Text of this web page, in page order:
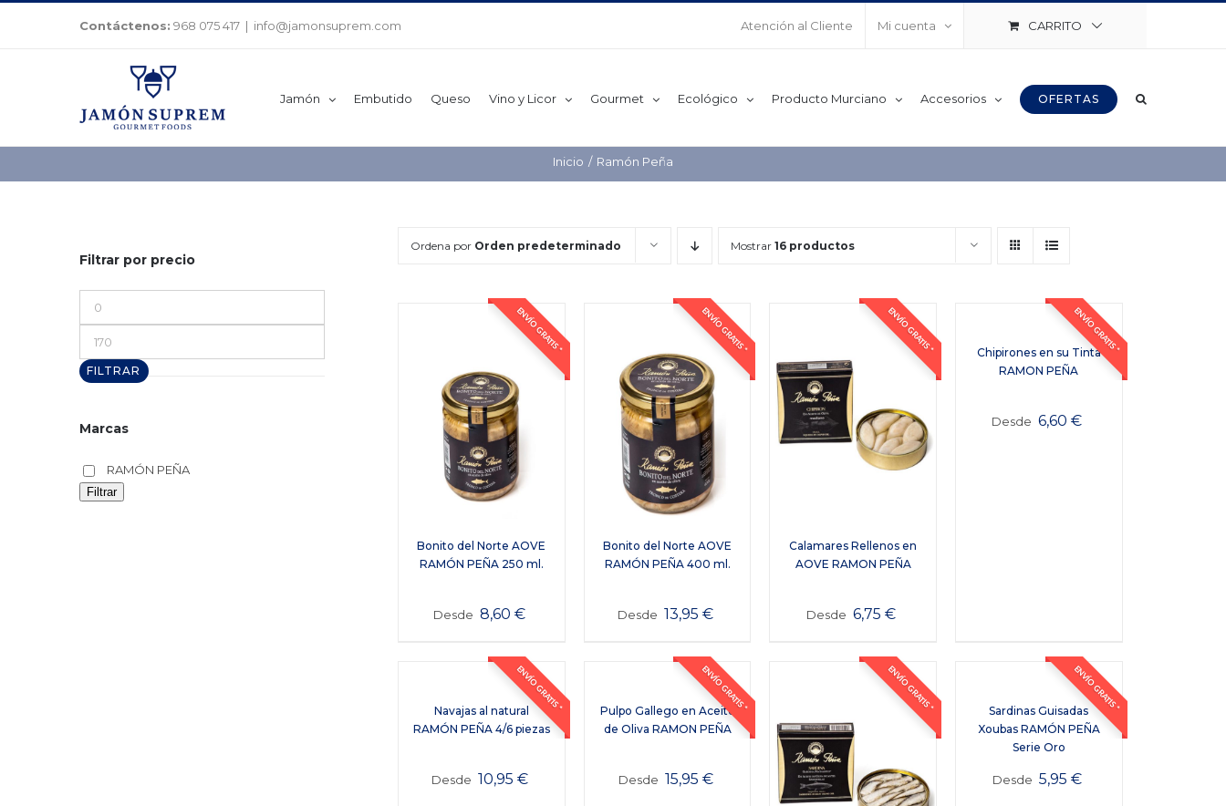
Contáctenos: 968 075 417 | info@jamonsuprem.com Atención al Cliente Mi cuenta CARRITO
Jamón Embutido Queso Vino y Licor Gourmet Ecológico Producto Murciano Accesorios OFERTAS
Inicio Ramón Peña
Ordena por Orden predeterminado Mostrar16 productos
ENVÍO GRATIS *
Bonito del Norte AOVE
RAMÓN PEÑA 250 ml.
Desde 8,60€
ENVÍO GRATIS *
Bonito del Norte AOVE
RAMÓN PEÑA 400 ml.
Desde 13,95€
ENVÍO GRATIS *
Calamares Rellenos en
AOVE RAMON PEÑA
Desde 6,75€
ENVÍO GRATIS *
Chipirones en su Tinta
RAMON PEÑA
Desde 6,60€
ENVÍO GRATIS *
Navajas al natural
RAMÓN PEÑA 4/6 piezas
Desde 10,95 €
ENVÍO GRATIS *
Pulpo Gallego en Aceite
de Oliva RAMON PEÑA
Desde 15,95 €
ENVÍO GRATIS * ENVÍO GRATIS *
Sardinas Guisadas
Xoubas RAMÓN PEÑA
Serie Oro
Desde 5,95 €
Filtrar por precio
mínimo
máximo
FILTRAR
Marcas
RAMÓN PEÑA
Filtrar